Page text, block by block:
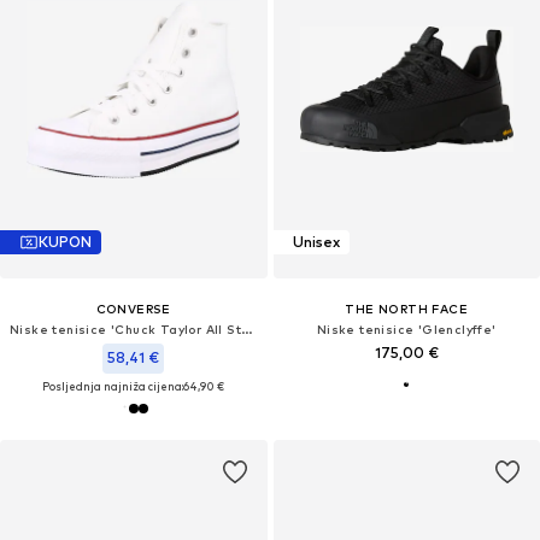
KUPON
CONVERSE
Niske tenisice 'Chuck Taylor All Star'
58,41 €
Posljednja najniža cijena:64,90 €
Unisex
THE NORTH FACE
Niske tenisice 'Glenclyffe'
175,00 €